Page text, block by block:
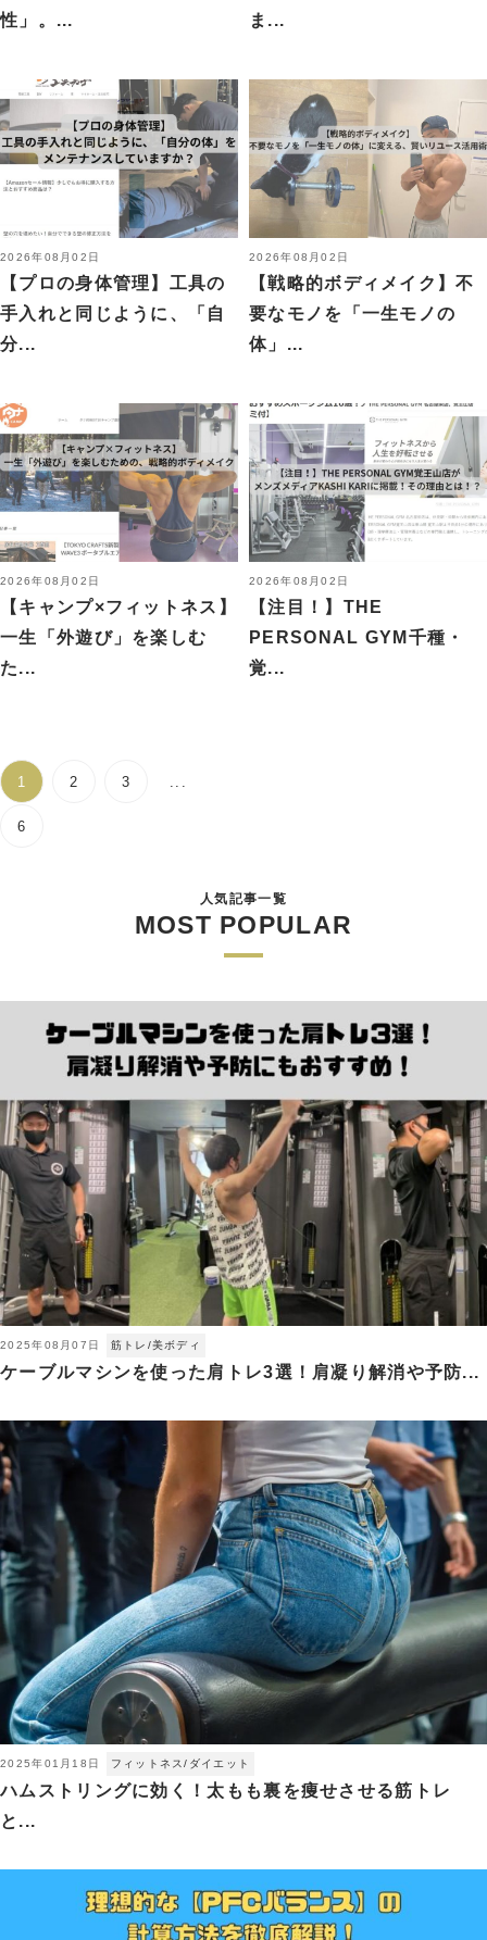
性」。...
ま...
2026年08月02日
【プロの身体管理】工具の
手入れと同じように、「自
分...
2026年08月02日
【戦略的ボディメイク】不
要なモノを「一生モノの
体」...
2026年08月02日
【キャンプ×フィットネス】
一生「外遊び」を楽しむ
た...
2026年08月02日
【注目！】THE
PERSONAL GYM千種・
覚...
1 2 3 ...
6
人気記事一覧
MOST POPULAR
2025年08月07日 筋トレ/美ボディ
ケーブルマシンを使った肩トレ3選！肩凝り解消や予防...
2025年01月18日 フィットネス/ダイエット
ハムストリングに効く！太もも裏を痩せさせる筋トレ
と...